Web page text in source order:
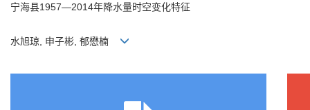
宁海县1957—2014年降水量时空变化特征
水旭琼, 申子彬, 郁懋楠